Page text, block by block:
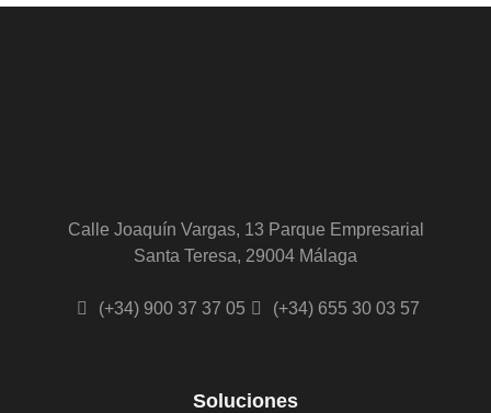
Calle Joaquín Vargas, 13 Parque Empresarial
Santa Teresa, 29004 Málaga
(+34) 900 37 37 05 (+34) 655 30 03 57
Soluciones